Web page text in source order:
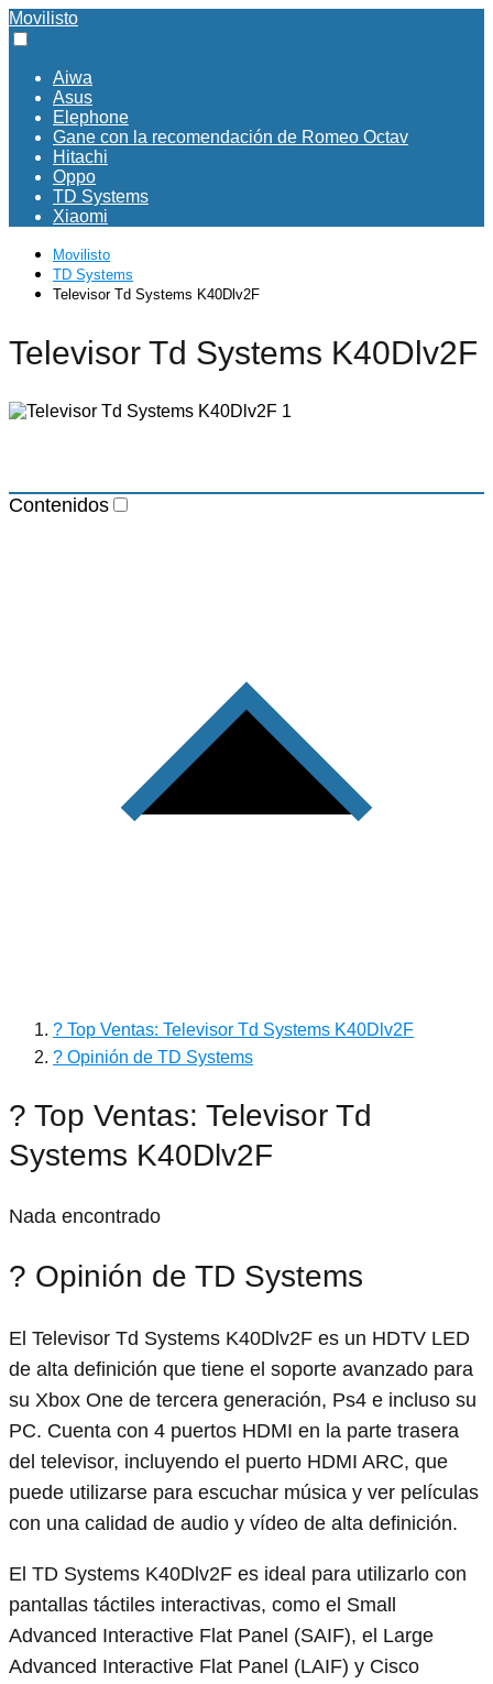
Movilisto
Aiwa
Asus
Elephone
Gane con la recomendación de Romeo Octav
Hitachi
Oppo
TD Systems
Xiaomi
Movilisto
TD Systems
Televisor Td Systems K40Dlv2F
Televisor Td Systems K40Dlv2F
Contenidos
? Top Ventas: Televisor Td Systems K40Dlv2F
? Opinión de TD Systems
? Top Ventas: Televisor Td
Systems K40Dlv2F
Nada encontrado
? Opinión de TD Systems
El Televisor Td Systems K40Dlv2F es un HDTV LED
de alta definición que tiene el soporte avanzado para
su Xbox One de tercera generación, Ps4 e incluso su
PC. Cuenta con 4 puertos HDMI en la parte trasera
del televisor, incluyendo el puerto HDMI ARC, que
puede utilizarse para escuchar música y ver películas
con una calidad de audio y vídeo de alta definición.
El TD Systems K40Dlv2F es ideal para utilizarlo con
pantallas táctiles interactivas, como el Small
Advanced Interactive Flat Panel (SAIF), el Large
Advanced Interactive Flat Panel (LAIF) y Cisco